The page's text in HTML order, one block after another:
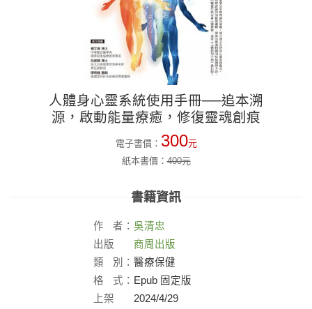
人體身心靈系統使用手冊──追本溯
源，啟動能量療癒，修復靈魂創痕
電子書價： 300元
紙本書價：400元
書籍資訊
作 者： 吳清忠
出版
社：
商周出版
類
別： 醫療保健
格
式： Epub 固定版
上架
2024/4/29